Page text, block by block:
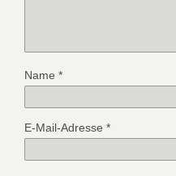
Name *
E-Mail-Adresse *